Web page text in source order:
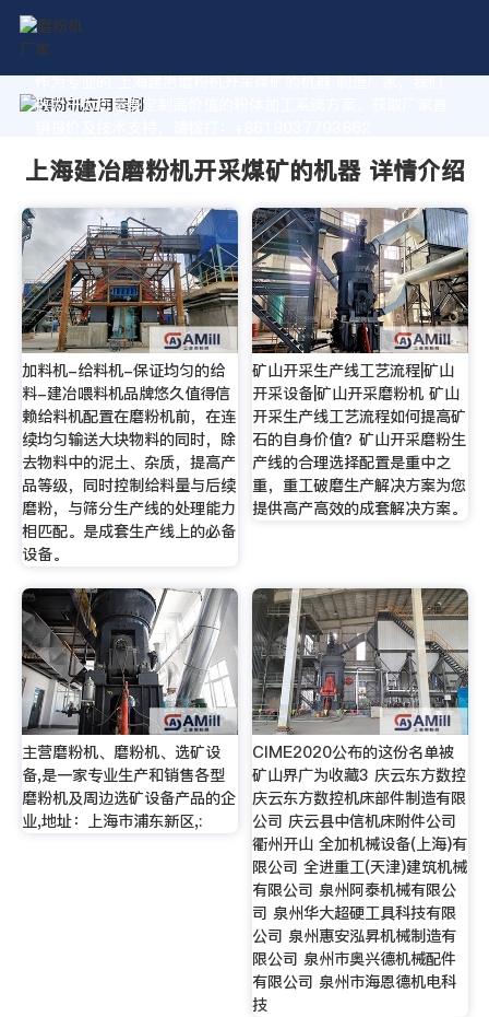
作为专业的 上海建冶磨粉机开采煤矿的机器 制造厂家，我们
致力于为您量身定制高价值的粉体加工系统方案。获取厂家直
上海建冶磨粉机开采煤矿的机器 详情介绍
加料机-给料机-保证均匀的给
料-建冶喂料机品牌悠久值得信
赖给料机配置在磨粉机前，在连
续均匀输送大块物料的同时，除
去物料中的泥土、杂质，提高产
品等级，同时控制给料量与后续
磨粉，与筛分生产线的处理能力
相匹配。是成套生产线上的必备
设备。
矿山开采生产线工艺流程|矿山
开采设备|矿山开采磨粉机 矿山
开采生产线工艺流程如何提高矿
石的自身价值？矿山开采磨粉生
产线的合理选择配置是重中之
重，重工破磨生产解决方案为您
提供高产高效的成套解决方案。
主营磨粉机、磨粉机、选矿设
备,是一家专业生产和销售各型
磨粉机及周边选矿设备产品的企
业,地址：上海市浦东新区,:
CIME2020公布的这份名单被
矿山界广为收藏3 庆云东方数控
庆云东方数控机床部件制造有限
公司 庆云县中信机床附件公司
衢州开山 全加机械设备(上海)有
限公司 全进重工(天津)建筑机械
有限公司 泉州阿泰机械有限公
司 泉州华大超硬工具科技有限
公司 泉州惠安泓昇机械制造有
限公司 泉州市奥兴德机械配件
有限公司 泉州市海恩德机电科
技